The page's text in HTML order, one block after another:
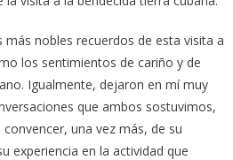
nobles recuerdos de esta visita a
los sentimientos de cariño y de
Igualmente, dejaron en mí muy
que ambos sostuvimos,
una vez más, de su
experiencia en la actividad que